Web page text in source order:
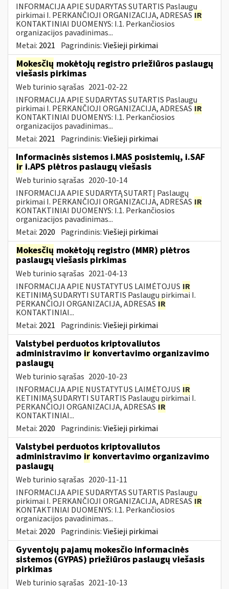
INFORMACIJA APIE SUDARYTAS SUTARTIS Paslaugų
pirkimai I. PERKANČIOJI ORGANIZACIJA, ADRESAS IR
KONTAKTINIAI DUOMENYS: I.1. Perkančiosios
organizacijos pavadinimas...
Metai: 2021 Pagrindinis:Viešieji pirkimai
Mokesčių mokėtojų registro priežiūros paslaugų
viešasis pirkimas
Web turinio sąrašas 2021-02-22
INFORMACIJA APIE SUDARYTAS SUTARTIS Paslaugų
pirkimai I. PERKANČIOJI ORGANIZACIJA, ADRESAS IR
KONTAKTINIAI DUOMENYS: I.1. Perkančiosios
organizacijos pavadinimas...
Metai: 2021 Pagrindinis:Viešieji pirkimai
Informacinės sistemos i.MAS posistemių, i.SAF
ir i.APS plėtros paslaugų viešasis
Web turinio sąrašas 2020-10-14
INFORMACIJA APIE SUDARYTĄ SUTARTĮ Paslaugų
pirkimai I. PERKANČIOJI ORGANIZACIJA, ADRESAS IR
KONTAKTINIAI DUOMENYS: I.1. Perkančiosios
organizacijos pavadinimas...
Metai: 2020 Pagrindinis:Viešieji pirkimai
Mokesčių mokėtojų registro (MMR) plėtros
paslaugų viešasis pirkimas
Web turinio sąrašas 2021-04-13
INFORMACIJA APIE NUSTATYTUS LAIMĖTOJUS IR
KETINIMĄ SUDARYTI SUTARTIS Paslaugų pirkimai I.
PERKANČIOJI ORGANIZACIJA, ADRESAS IR
KONTAKTINIAI...
Metai: 2021 Pagrindinis:Viešieji pirkimai
Valstybei perduotos kriptovaliutos
administravimo ir konvertavimo organizavimo
paslaugų
Web turinio sąrašas 2020-10-23
INFORMACIJA APIE NUSTATYTUS LAIMĖTOJUS IR
KETINIMĄ SUDARYTI SUTARTIS Paslaugų pirkimai I.
PERKANČIOJI ORGANIZACIJA, ADRESAS IR
KONTAKTINIAI...
Metai: 2020 Pagrindinis:Viešieji pirkimai
Valstybei perduotos kriptovaliutos
administravimo ir konvertavimo organizavimo
paslaugų
Web turinio sąrašas 2020-11-11
INFORMACIJA APIE SUDARYTAS SUTARTIS Paslaugų
pirkimai I. PERKANČIOJI ORGANIZACIJA, ADRESAS IR
KONTAKTINIAI DUOMENYS: I.1. Perkančiosios
organizacijos pavadinimas...
Metai: 2020 Pagrindinis:Viešieji pirkimai
Gyventojų pajamų mokesčio informacinės
sistemos (GYPAS) priežiūros paslaugų viešasis
pirkimas
Web turinio sąrašas 2021-10-13